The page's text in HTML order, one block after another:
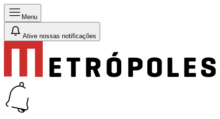
Menu
Ative nossas notificações